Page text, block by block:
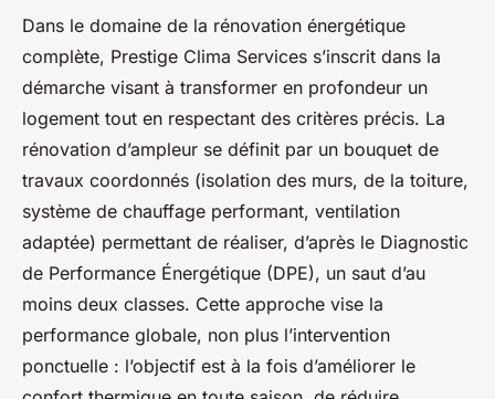
Dans le domaine de la rénovation énergétique
complète, Prestige Clima Services s’inscrit dans la
démarche visant à transformer en profondeur un
logement tout en respectant des critères précis. La
rénovation d’ampleur se définit par un bouquet de
travaux coordonnés (isolation des murs, de la toiture,
système de chauffage performant, ventilation
adaptée) permettant de réaliser, d’après le Diagnostic
de Performance Énergétique (DPE), un saut d’au
moins deux classes. Cette approche vise la
performance globale, non plus l’intervention
ponctuelle : l’objectif est à la fois d’améliorer le